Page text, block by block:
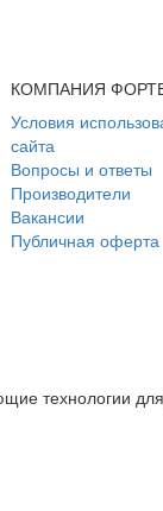
КОМПАНИЯ
Условия
сайта
Вопросы и ответы
Производители
Вакансии
Публичная оферта
технологии